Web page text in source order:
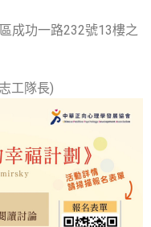
成功一路232號13樓之
工隊長)